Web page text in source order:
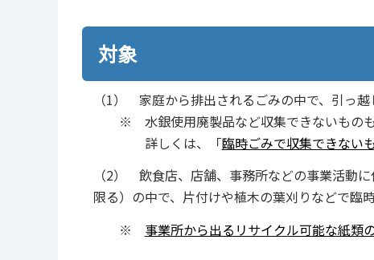
対象
（1） 家庭から排出されるごみの中で、引っ
※ 水銀使用廃製品など収集できないものも
詳しくは、「臨時ごみで収集できない
（2） 飲食店、店舗、事務所などの事業活動
限る）の中で、片付けや植木の葉刈りなどで臨
※ 事業所から出るリサイクル可能な紙類